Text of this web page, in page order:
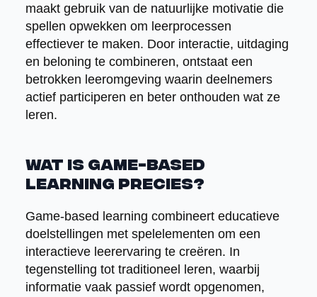
maakt gebruik van de natuurlijke motivatie die
spellen opwekken om leerprocessen
effectiever te maken. Door interactie, uitdaging
en beloning te combineren, ontstaat een
betrokken leeromgeving waarin deelnemers
actief participeren en beter onthouden wat ze
leren.
Wat is game-based
learning precies?
Game-based learning combineert educatieve
doelstellingen met spelelementen om een
interactieve leerervaring te creëren. In
tegenstelling tot traditioneel leren, waarbij
informatie vaak passief wordt opgenomen,